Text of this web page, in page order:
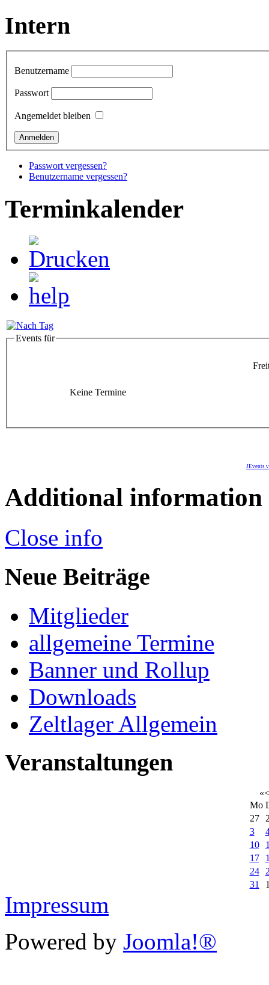
Intern
Benutzername
Passwort
Angemeldet bleiben
Passwort vergessen?
Benutzername vergessen?
Terminkalender
Events für
Keine Termine
JEvents
Additional information
Close info
Neue Beiträge
Mitglieder
allgemeine Termine
Banner und Rollup
Downloads
Zeltlager Allgemein
Veranstaltungen
«<
Mo
27
3
10
17
24
31
Impressum
Powered by Joomla!®